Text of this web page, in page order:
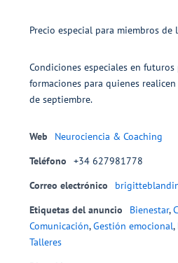
Precio especial para miembros de
Condiciones especiales en futuros
formaciones para quienes
de septiembre.
Web
Neurociencia & Coaching
Teléfono +34 627981778
Correo electrónico
Etiquetas del anuncio
Bienestar,
Comunicación,Gestión emocional,
Talleres